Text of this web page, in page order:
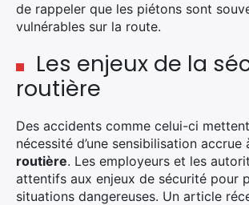
de rappeler que les piétons sont
vulnérables sur la route.
Les enjeux de la
routière
Des accidents comme celui-ci
nécessité d’une sensibilisation accrue
routière. Les employeurs et les
attentifs aux enjeux de sécurité pour
situations dangereuses. Un article